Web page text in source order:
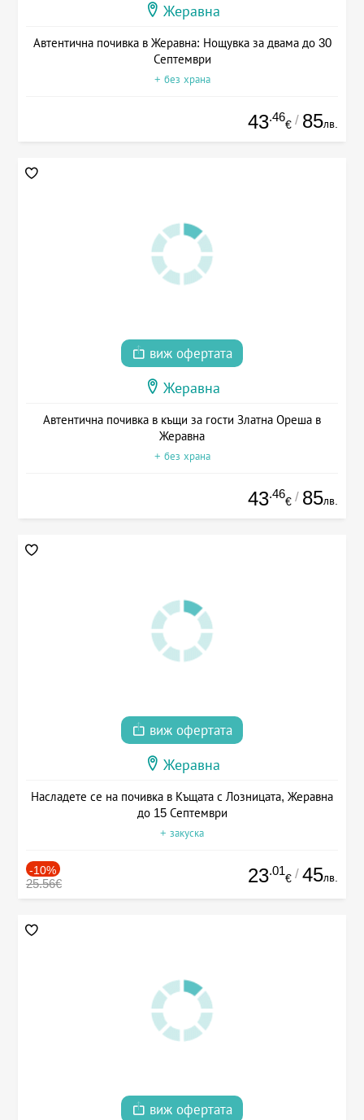
Жеравна
Автентична почивка в Жеравна: Нощувка за двама до 30
Септември
+ без храна
43.46
€ / 85лв.
виж офертата
Жеравна
Автентична почивка в къщи за гости Златна Ореша в
Жеравна
+ без храна
43.46
€ / 85лв.
виж офертата
Жеравна
Насладете се на почивка в Къщата с Лозницата, Жеравна
до 15 Септември
+ закуска
-10%
25.56€ 23.01
€ / 45лв.
виж офертата